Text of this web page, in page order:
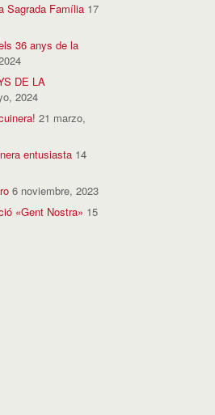
Sagrada Família 17
36 anys de la
DE LA
2024
21 marzo,
entusiasta 14
6 noviembre, 2023
«Gent Nostra» 15